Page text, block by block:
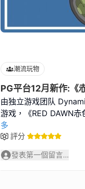
潮流玩物
PG平台12月新作:《
由独立游戏团队
游戏，《RED DAWN
多
評分
發表第一個留言...